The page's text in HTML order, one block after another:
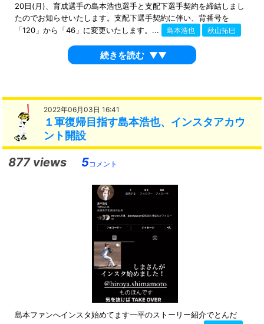
20日(月)、育成選手の島本浩也選手と支配下選手契約を締結しまし
たのでお知らせいたします。支配下選手契約に伴い、背番号を
「120」から「46」に変更いたします。...
島本浩也 秋山拓巳
続きを読む ▼▼
2022年06月03日 16:41
１軍復帰目指す島本浩也、インスタアカウ
ント開設
877 views 5コメント
島本ファンへインスタ始めてます一平のストーリー紹介でとんだ